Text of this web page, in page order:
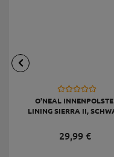
O'NEAL
LINING SIERRA II,
29,99€